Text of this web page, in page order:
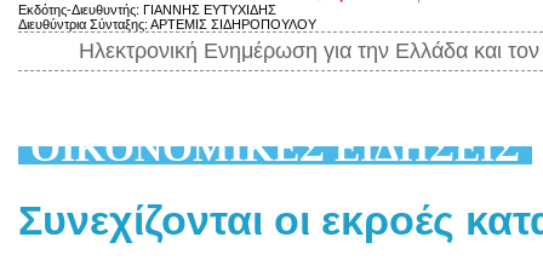
Εκδότης-Διευθυντής: ΓΙΑΝΝΗΣ ΕΥΤΥΧΙΔΗΣ
Διευθύντρια Σύνταξης: ΑΡΤΕΜΙΣ ΣΙΔΗΡΟΠΟΥΛΟΥ
Ηλεκτρονική Ενημέρωση για την Ελλάδα και
ΟΙΚΟΝΟΜΙΚΕΣ ΕΙΔΗΣΕΙΣ
Συνεχίζονται οι εκροές